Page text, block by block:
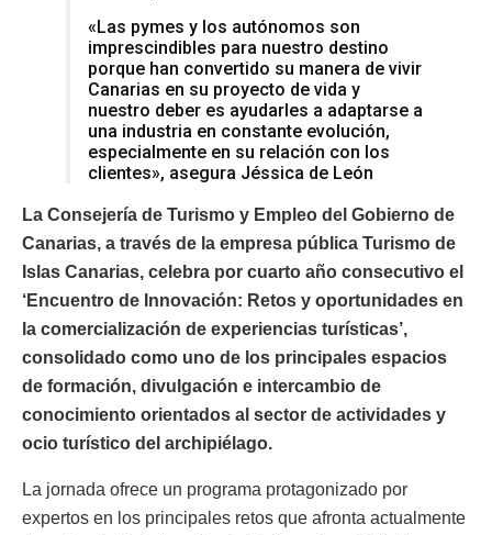
«Las pymes y los autónomos son
imprescindibles para nuestro destino
porque han convertido su manera de vivir
Canarias en su proyecto de vida y
nuestro deber es ayudarles a adaptarse a
una industria en constante evolución,
especialmente en su relación con los
clientes», asegura Jéssica de León
La Consejería de Turismo y Empleo del Gobierno de
Canarias, a través de la empresa pública Turismo de
Islas Canarias, celebra por cuarto año consecutivo el
‘Encuentro de Innovación: Retos y oportunidades en
la comercialización de experiencias turísticas’,
consolidado como uno de los principales espacios
de formación, divulgación e intercambio de
conocimiento orientados al sector de actividades y
ocio turístico del archipiélago.
La jornada ofrece un programa protagonizado por
expertos en los principales retos que afronta actualmente